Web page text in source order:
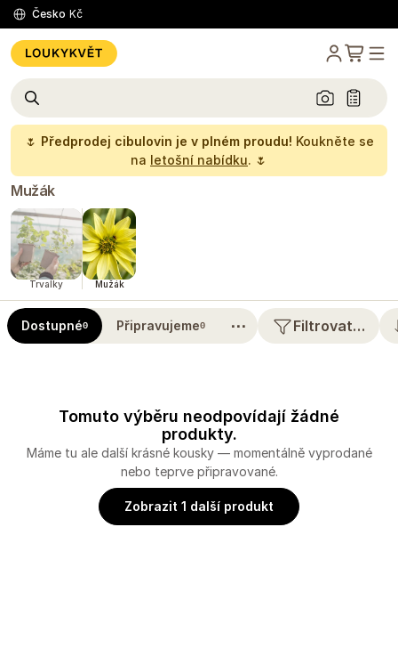
Česko Kč
🌷 Předprodej cibulovin je v plném proudu! Koukněte se
na letošní nabídku. 🌷
Mužák
Trvalky Mužák
Dostupné0 Připravujeme0 ⋯ Filtrovat…
Tomuto výběru neodpovídají žádné
produkty.
Máme tu ale další krásné kousky — momentálně vyprodané
nebo teprve připravované.
Zobrazit 1 další produkt